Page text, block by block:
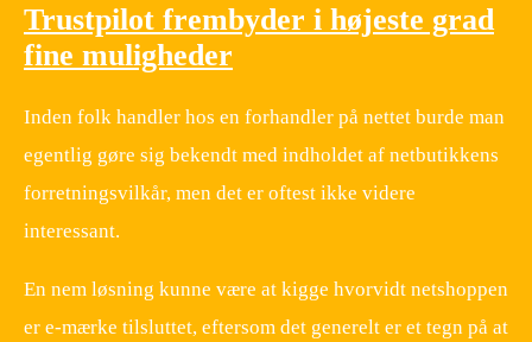
Trustpilot frembyder i højeste grad
fine muligheder
Inden folk handler hos en forhandler på nettet burde man
egentlig gøre sig bekendt med indholdet af netbutikkens
forretningsvilkår, men det er oftest ikke videre
interessant.
En nem løsning kunne være at kigge hvorvidt netshoppen
er e-mærke tilsluttet, eftersom det generelt er et tegn på at